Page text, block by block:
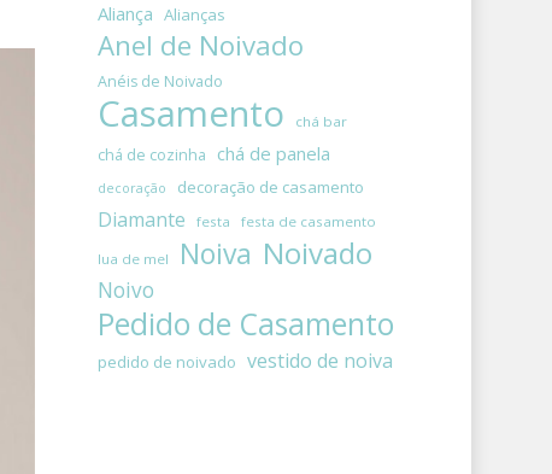
Aliança Alianças
Anel de Noivado
Anéis de Noivado
Casamento chá bar
chá de cozinha chá de panela
decoração decoração de casamento
Diamante festa festa de casamento
lua de mel Noiva Noivado
Noivo
Pedido de Casamento
pedido de noivado vestido de noiva